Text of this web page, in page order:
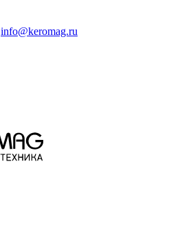
info@keromag.ru